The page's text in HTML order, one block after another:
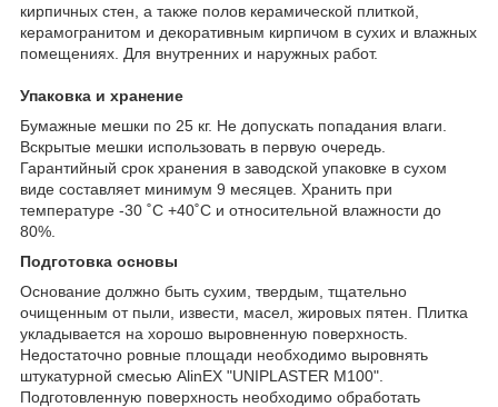
кирпичных стен, а также полов керамической плиткой,
керамогранитом и декоративным кирпичом в сухих и влажных
помещениях. Для внутренних и наружных работ.
Упаковка и хранение
Бумажные мешки по 25 кг. Не допускать попадания влаги.
Вскрытые мешки использовать в первую очередь.
Гарантийный срок хранения в заводской упаковке в сухом
виде составляет минимум 9 месяцев. Хранить при
температуре -30 ˚С +40˚С и относительной влажности до
80%.
Подготовка основы
Основание должно быть сухим, твердым, тщательно
очищенным от пыли, извести, масел, жировых пятен. Плитка
укладывается на хорошо выровненную поверхность.
Недостаточно ровные площади необходимо выровнять
штукатурной смесью АlinEX "UNIPLASTER M100".
Подготовленную поверхность необходимо обработать